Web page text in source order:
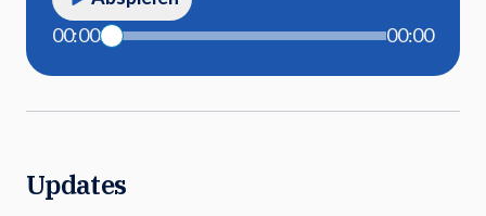
00:00
00:00
Updates